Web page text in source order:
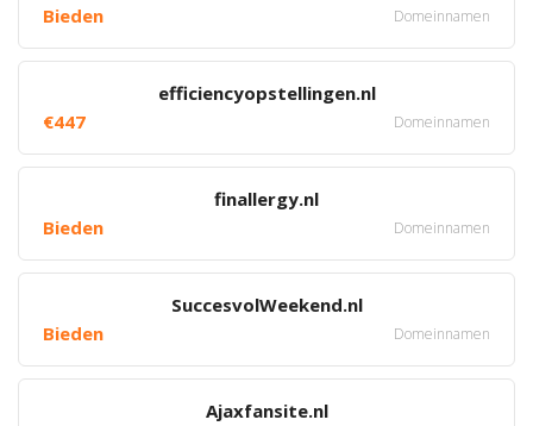
Bieden
Domeinnamen
efficiencyopstellingen.nl
€447
Domeinnamen
finallergy.nl
Bieden
Domeinnamen
SuccesvolWeekend.nl
Bieden
Domeinnamen
Ajaxfansite.nl